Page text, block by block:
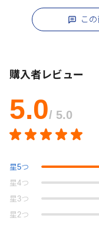
こ
購入者レビュー
5.0/ 5.0
星5つ
星4つ
星 3つ
星 2つ